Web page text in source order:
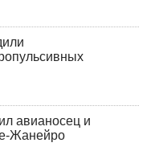
авианосец и
Жанейро